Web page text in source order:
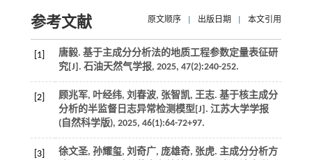
参考文献 原文顺序 出版日期 本文引用
[1]
唐毅. 基于主成分分析法的地质工程参数定量表征研
究[J]. 石油天然气学报, 2025, 47(2):240-252.
[2]
顾兆军, 叶经纬, 刘春波, 张智凯, 王志. 基于核主成分
分析的半监督日志异常检测模型[J]. 江苏大学学报
(自然科学版), 2025, 46(1):64-72+97.
[3]
徐文圣, 孙耀玺, 刘奇广, 庞雄奇, 张虎. 主成分分析方